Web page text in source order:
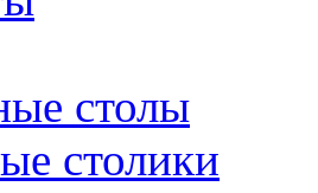
столы
столики